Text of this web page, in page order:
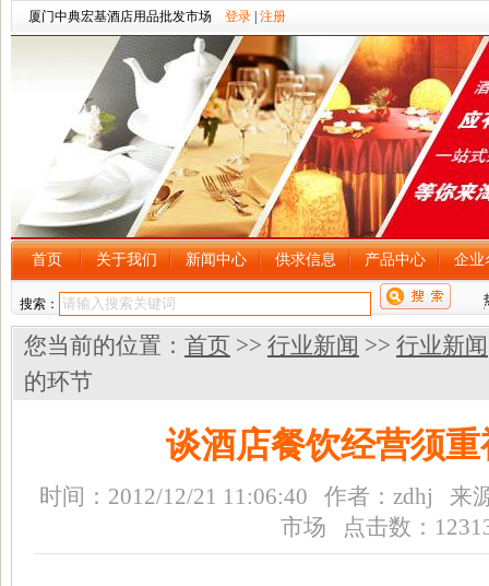
厦门中典宏基酒店用品批发市场 登录 注册
首页 关于我们 新闻中心 供求信息 产品中心 企业
搜索：
您当前的位置： 首页 >> 行业新闻 >> 行业新闻
的环节
谈酒店餐饮经营须
时间：2012/12/21 11:06:40 作者：zdhj 来
市场 点击数：